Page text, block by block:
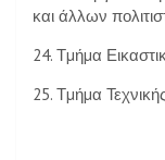
και άλλων
24. Τµήµα
25. Τµήµα